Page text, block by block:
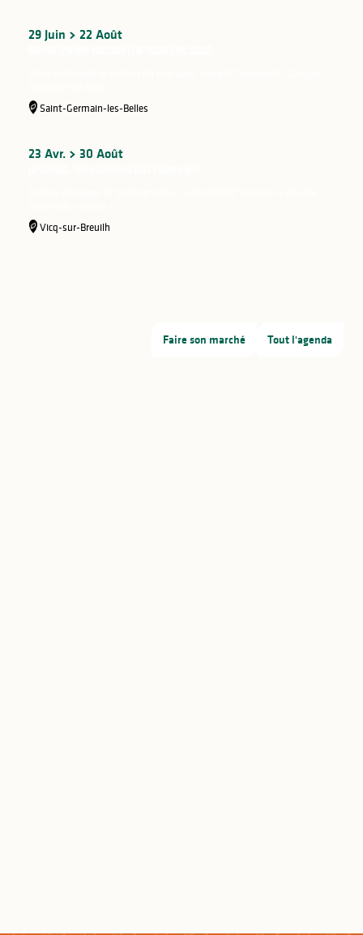
29 Juin 22 Août
Saint-Germain-les-Belles
23 Avr. 30 Août
Vicq-sur-Breuilh
Faire son marché Tout l'agenda